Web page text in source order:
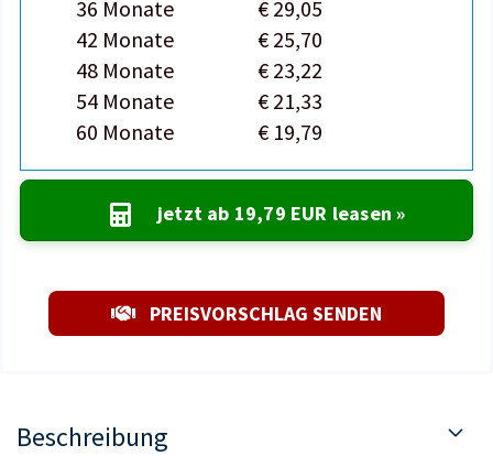
36 Monate
€ 29,05
42 Monate
€ 25,70
48 Monate
€ 23,22
54 Monate
€ 21,33
60 Monate
€ 19,79
jetzt ab 19,79 EUR leasen »
PREISVORSCHLAG SENDEN
Beschreibung